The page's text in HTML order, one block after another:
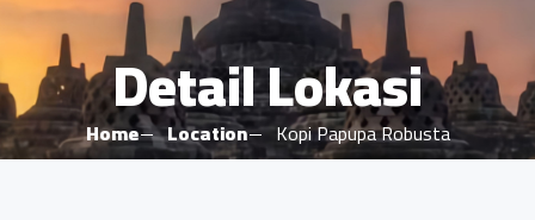
Detail Lokasi
Home Location Kopi Papupa Robusta